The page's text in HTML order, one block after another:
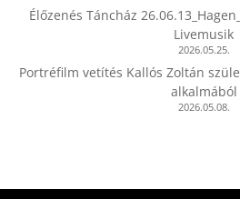
Élőzenés Táncház
Livemusik
2026.05.25.
Portréfilm vetítés Kallós Zoltán
alkalmából
2026.05.08.